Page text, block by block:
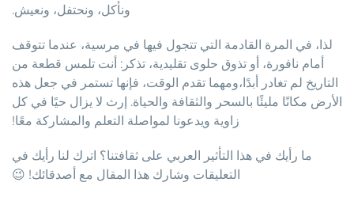
ونأكل، ونحتفل، ونعيش.
لذا، في المرة القادمة التي تتجول فيها في مرسية، عندما تتوقف
أمام نافورة، أو تذوق حلوى تقليدية، تذكر: أنت تلمس قطعة من
التاريخ لم تغادر أبدًا،ومهما تقدم الوقت، فإنها تستمر في جعل هذه
الأرض مكانًا مليئًا بالسحر والثقافة والحياة. إرث لا يزال حيًا في كل
زاوية ويدعونا لمواصلة التعلم والمشاركة معًا!
ما رأيك في هذا التأثير العربي على ثقافتنا؟ اترك لنا رأيك في
التعليقات وشارك هذا المقال مع أصدقائك! 😉